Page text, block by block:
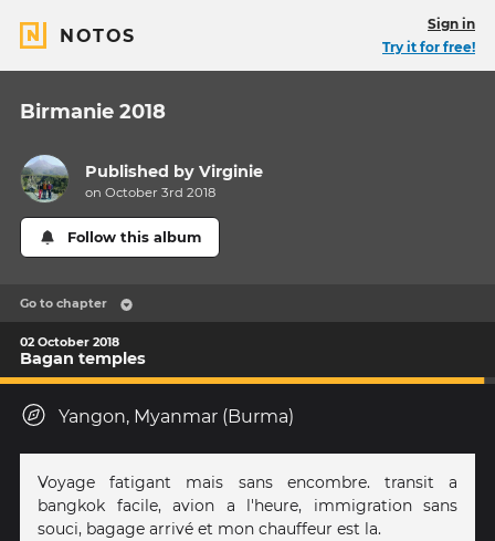
NOTOS
Sign in
Try it for free!
Birmanie 2018
Published byVirginie
on October 3rd 2018
Follow this album
Go to chapter
02 October 2018
Bagan temples
Yangon, Myanmar (Burma)
Voyage fatigant mais sans encombre. transit a
bangkok facile, avion a l'heure, immigration sans
souci, bagage arrivé et mon chauffeur est la.